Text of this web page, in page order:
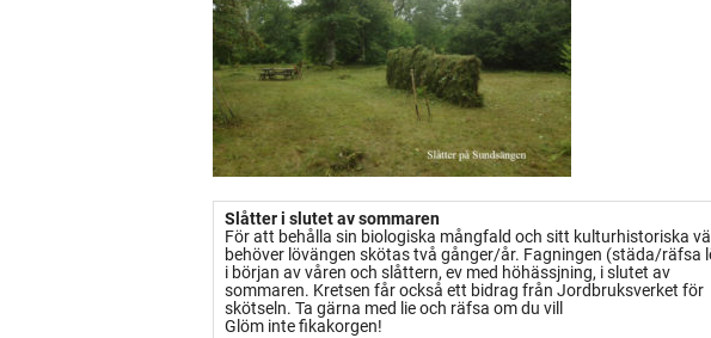
Slåtter i slutet av sommaren
För att behålla sin biologiska mångfald och sitt kulturhistoriska
behöver lövängen skötas två gånger/år. Fagningen (städa/räfsa
i början av våren och slåttern, ev med höhässjning, i slutet av
sommaren. Kretsen får också ett bidrag från Jordbruksverket för
skötseln. Ta gärna med lie och räfsa om du vill
Glöm inte fikakorgen!